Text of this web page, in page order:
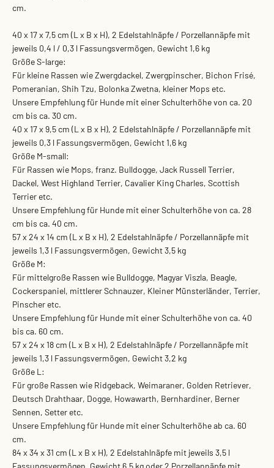
cm.
40 x 17 x 7,5 cm (L x B x H), 2 Edelstahlnäpfe / Porzellannäpfe mit
jeweils 0,4 l / 0,3 l Fassungsvermögen, Gewicht 1,6 kg
Größe S-large:
Für kleine Rassen wie Zwergdackel, Zwergpinscher, Bichon Frisé,
Pomeranian, Shih Tzu, Bolonka Zwetna, kleiner Mops etc.
Unsere Empfehlung für Hunde mit einer Schulterhöhe von ca. 20
cm bis ca. 30 cm.
40 x 17 x 9,5 cm (L x B x H), 2 Edelstahlnäpfe / Porzellannäpfe mit
jeweils 0,3 l Fassungsvermögen, Gewicht 1,6 kg
Größe M-small:
Für Rassen wie Mops, franz. Bulldogge, Jack Russell Terrier,
Dackel, West Highland Terrier, Cavalier King Charles, Scottish
Terrier etc.
Unsere Empfehlung für Hunde mit einer Schulterhöhe von ca. 28
cm bis ca. 40 cm.
57 x 24 x 14 cm (L x B x H), 2 Edelstahlnäpfe / Porzellannäpfe mit
jeweils 1,3 l Fassungsvermögen, Gewicht 3,5 kg
Größe M:
Für mittelgroße Rassen wie Bulldogge, Magyar Viszla, Beagle,
Cockerspaniel, mittlerer Schnauzer, Kleiner Münsterländer, Terrier,
Pinscher etc.
Unsere Empfehlung für Hunde mit einer Schulterhöhe von ca. 40
bis ca. 60 cm.
57 x 24 x 18 cm (L x B x H), 2 Edelstahlnäpfe / Porzellannäpfe mit
jeweils 1,3 l Fassungsvermögen, Gewicht 3,2 kg
Größe L:
Für große Rassen wie Ridgeback, Weimaraner, Golden Retriever,
Deutsch Drahthaar, Dogge, Howawarth, Bernhardiner, Berner
Sennen, Setter etc.
Unsere Empfehlung für Hunde mit einer Schulterhöhe ab ca. 60
cm.
84 x 34 x 31 cm (L x B x H), 2 Edelstahlnäpfe mit jeweils 3,5 l
Fassungsvermögen, Gewicht 6,5 kg oder 2 Porzellannäpfe mit